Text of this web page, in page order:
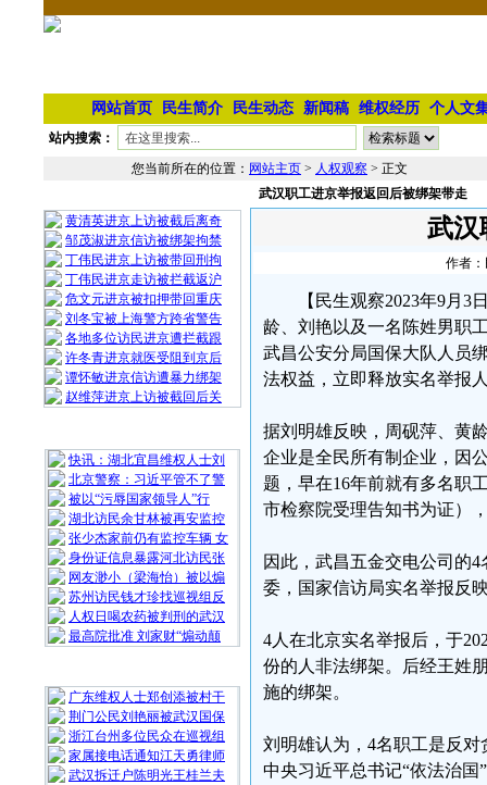
网站首页 民生简介 民生动态 新闻稿 维权经历 个人文
站内搜索：
您当前所在的位置： 网站主页 > 人权观察 > 正文
黄清英进京上访被截后离奇
邹茂淑进京信访被绑架拘禁
丁伟民进京上访被带回刑拘
丁伟民进京走访被拦截返沪
危文元进京被扣押带回重庆
刘冬宝被上海警方跨省警告
各地多位访民进京遭拦截跟
许冬青进京就医受阻到京后
谭怀敏进京信访遭暴力绑架
赵维萍进京上访被截回后关
快讯：湖北宜昌维权人士刘
北京警察：习近平管不了警
被以“污辱国家领导人”行
湖北访民余甘林被再安监控
张少杰家前仍有监控车辆 女
身份证信息暴露河北访民张
网友渺小（梁海怡）被以煽
苏州访民钱才珍找巡视组反
人权日喝农药被判刑的武汉
最高院批准 刘家财“煽动颠
广东维权人士郑创添被村干
荆门公民刘艳丽被武汉国保
浙江台州多位民众在巡视组
家属接电话通知江天勇律师
武汉拆迁户陈明光王桂兰夫
武汉职工进京举报返回后被绑架带走
武汉
作者：
【民生观察2023年9月
龄、刘艳以及一名陈姓男职
武昌公安分局国保大队人员
法权益，立即释放实名举报
据刘明雄反映，周砚萍、黄
企业是全民所有制企业，因
题，早在16年前就有多名职
市检察院受理告知书为证）
因此，武昌五金交电公司的
委，国家信访局实名举报反
4人在北京实名举报后，于
份的人非法绑架。后经王姓
施的绑架。
刘明雄认为，4名职工是反
中央习近平总书记“依法治